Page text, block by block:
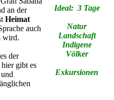
an der
Heimat
auch
wird.
der
gibt es
Ideal: 3 Tage
Natur
Landschaft
Indigene
Völker
Exkursionen